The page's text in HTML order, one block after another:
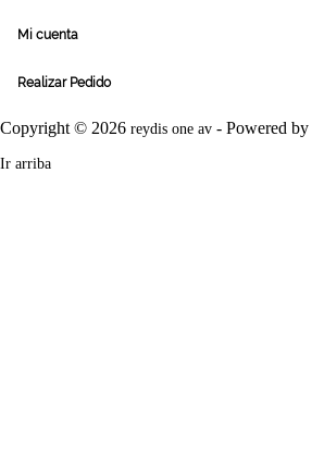
Mi cuenta
Realizar Pedido
Copyright © 2026 reydis one av - Powered by
Ir arriba